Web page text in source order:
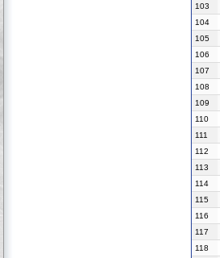
103
104
105
106
107
108
109
110
111
112
113
114
115
116
117
118